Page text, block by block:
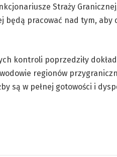
Straży
pracować nad tym, aby
kontroli poprzedziły
regionów
są w pełnej gotowości i